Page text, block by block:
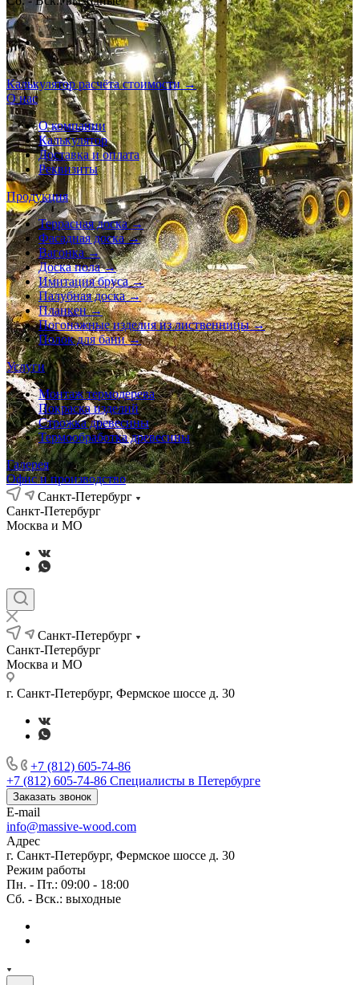
Калькулятор расчёта стоимости →
О нас
О компании
Калькулятор
Доставка и оплата
Реквизиты
Продукция
Террасная доска →
Фасадная доска →
Вагонка →
Доска пола →
Имитация бруса →
Палубная доска →
Планкен →
Погонажные изделия из лиственницы →
Полок для бани →
Услуги
Монтаж термодерева
Покраска изделий
Строжка древесины
Термообработка древесины
Галерея
Офис и производство
Санкт-Петербург
Санкт-Петербург
Москва и МО
Санкт-Петербург
Санкт-Петербург
Москва и МО
г. Санкт-Петербург, Фермское шоссе д. 30
+7 (812) 605-74-86
+7 (812) 605-74-86 Специалисты в Петербурге
Заказать звонок
E-mail
info@massive-wood.com
Адрес
г. Санкт-Петербург, Фермское шоссе д. 30
Режим работы
Пн. - Пт.: 09:00 - 18:00
Сб. - Вск.: выходные